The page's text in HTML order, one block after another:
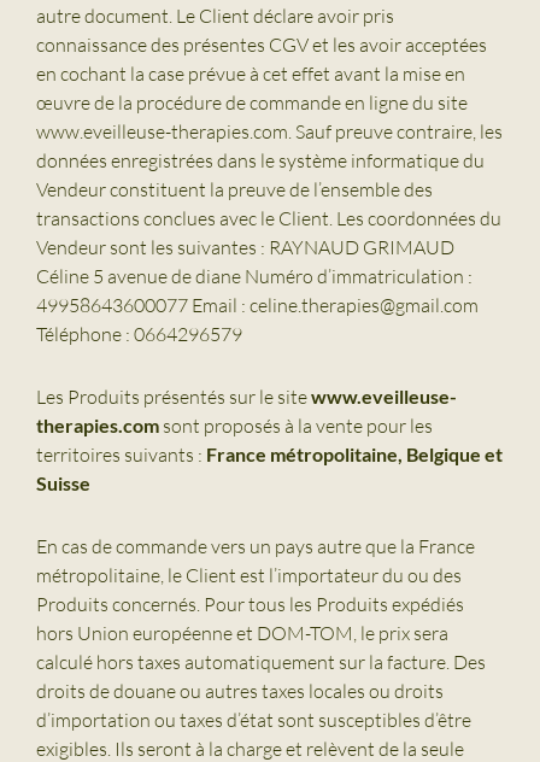
autre document. Le Client déclare avoir pris
connaissance des présentes CGV et les avoir acceptées
en cochant la case prévue à cet effet avant la mise en
œuvre de la procédure de commande en ligne du site
www.eveilleuse-therapies.com. Sauf preuve contraire, les
données enregistrées dans le système informatique du
Vendeur constituent la preuve de l’ensemble des
transactions conclues avec le Client. Les coordonnées du
Vendeur sont les suivantes : RAYNAUD GRIMAUD
Céline 5 avenue de diane Numéro d’immatriculation :
49958643600077 Email : celine.therapies@gmail.com
Téléphone : 0664296579
Les Produits présentés sur le sitewww.eveilleuse-
therapies.com sont proposés à la vente pour les
territoires suivants : France métropolitaine, Belgique et
Suisse
En cas de commande vers un pays autre que la France
métropolitaine, le Client est l’importateur du ou des
Produits concernés. Pour tous les Produits expédiés
hors Union européenne et DOM-TOM, le prix sera
calculé hors taxes automatiquement sur la facture. Des
droits de douane ou autres taxes locales ou droits
d’importation ou taxes d’état sont susceptibles d’être
exigibles. Ils seront à la charge et relèvent de la seule